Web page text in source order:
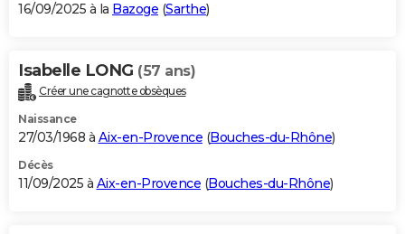
16/09/2025 à la Bazoge (Sarthe)
Isabelle LONG (57 ans)
Créer une cagnotte obsèques
Naissance
27/03/1968 à Aix-en-Provence (Bouches-du-Rhône)
Décès
11/09/2025 à Aix-en-Provence (Bouches-du-Rhône)